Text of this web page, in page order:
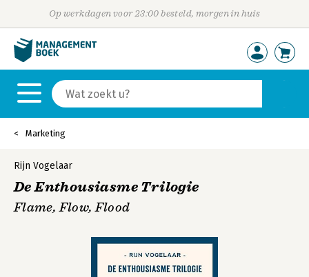
Op werkdagen voor 23:00 besteld, morgen in huis
Marketing
Rijn Vogelaar
De Enthousiasme Trilogie
Flame, Flow, Flood